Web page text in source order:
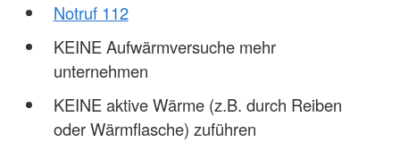
Notruf 112
KEINE Aufwärmversuche mehr
unternehmen
KEINE aktive Wärme (z.B. durch Reiben
oder Wärmflasche) zuführen